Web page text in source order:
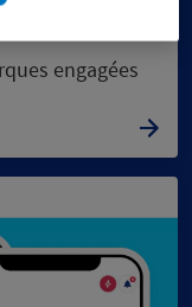
engagées